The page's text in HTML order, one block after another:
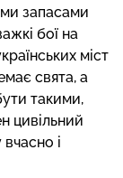
запасами
бої на
міст
свята, а
такими,
цивільний
і